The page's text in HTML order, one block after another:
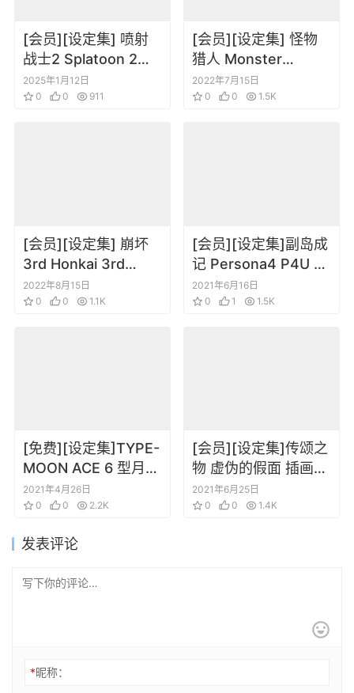
[会员][设定集] 喷射
战士2 Splatoon 2
DLC设定集
2025年1月12日
0
0 911
[会员][设定集] 怪物
猎人 Monster
Hunter Frontier
Online Anniversary
2022年7月15日
0
0 1.5K
[会员][设定集] 崩坏
3rd Honkai 3rd
Memorial FanBook
2022年8月15日
0
0 1.1K
[会员][设定集]副岛成
记 Persona4 P4U 女
神异闻录4 设定插画
原画设定集
2021年6月16日
0
1 1.5K
[免费][设定集]TYPE-
MOON ACE 6 型月角
色设定
2021年4月26日
0
0 2.2K
[会员][设定集]传颂之
物 虚伪的假面 插画
人物角色设定集
2021年6月25日
0
0 1.4K
发表评论
*昵称：